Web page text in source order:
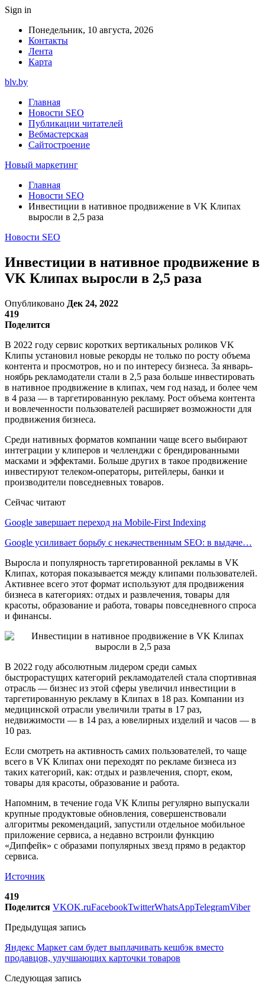
Sign in
Понедельник, 10 августа, 2026
Контакты
Лента
Карта
blv.by
Главная
Новости SEO
Публикации читателей
Вебмастерская
Сайтостроение
Новый маркетинг
Главная
Новости SEO
Инвестиции в нативное продвижение в VK Клипах
выросли в 2,5 раза
Новости SEO
Инвестиции в нативное продвижение в
VK Клипах выросли в 2,5 раза
Опубликовано Дек 24, 2022
419
Поделится
В 2022 году сервис коротких вертикальных роликов VK
Клипы установил новые рекорды не только по росту объема
контента и просмотров, но и по интересу бизнеса. За январь-
ноябрь рекламодатели стали в 2,5 раза больше инвестировать
в нативное продвижение в клипах, чем год назад, и более чем
в 4 раза — в таргетированную рекламу. Рост объема контента
и вовлеченности пользователей расширяет возможности для
продвижения бизнеса.
Среди нативных форматов компании чаще всего выбирают
интеграции у клиперов и челленджи с брендированными
масками и эффектами. Больше других в такое продвижение
инвестируют телеком-операторы, ритейлеры, банки и
производители повседневных товаров.
Сейчас читают
Google завершает переход на Mobile-First Indexing
Google усиливает борьбу с некачественным SEO: в выдаче…
Выросла и популярность таргетированной рекламы в VK
Клипах, которая показывается между клипами пользователей.
Активнее всего этот формат используют для продвижения
бизнеса в категориях: отдых и развлечения, товары для
красоты, образование и работа, товары повседневного спроса
и финансы.
В 2022 году абсолютным лидером среди самых
быстрорастущих категорий рекламодателей стала спортивная
отрасль — бизнес из этой сферы увеличил инвестиции в
таргетированную рекламу в Клипах в 18 раз. Компании из
медицинской отрасли увеличили траты в 17 раз,
недвижимости — в 14 раз, а ювелирных изделий и часов — в
10 раз.
Если смотреть на активность самих пользователей, то чаще
всего в VK Клипах они переходят по рекламе бизнеса из
таких категорий, как: отдых и развлечения, спорт, еком,
товары для красоты, образование и работа.
Напомним, в течение года VK Клипы регулярно выпускали
крупные продуктовые обновления, совершенствовали
алгоритмы рекомендаций, запустили отдельное мобильное
приложение сервиса, а недавно встроили функцию
«Дипфейк» с образами популярных звезд прямо в редактор
сервиса.
Источник
419
Поделится VKOK.ruFacebookTwitterWhatsAppTelegramViber
Предыдущая запись
Яндекс Маркет сам будет выплачивать кешбэк вместо
продавцов, улучшающих карточки товаров
Следующая запись